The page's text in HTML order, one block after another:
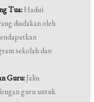
Tua:Hadiri
diadakan oleh
sekolah dan
Guru:Jalin
guru untuk